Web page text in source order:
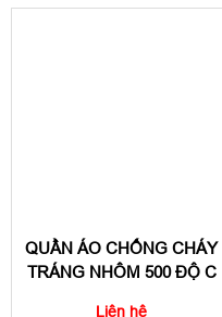
QUẦN ÁO CHỐNG CHÁY
TRÁNG NHÔM 500 ĐỘ C
Liên hệ